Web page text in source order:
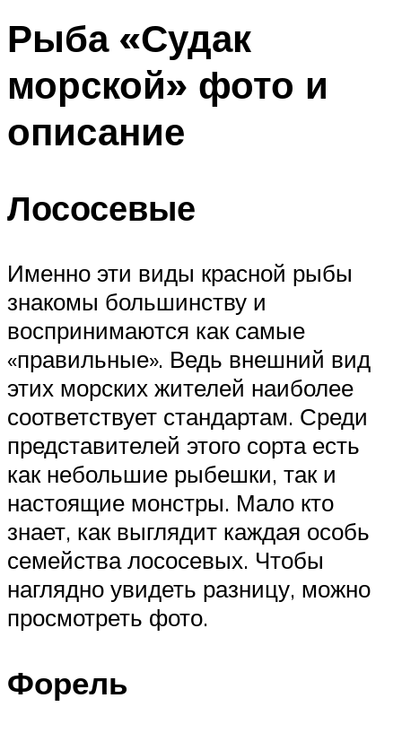
Рыба «Судак
морской» фото и
описание
Лососевые
Именно эти виды красной рыбы
знакомы большинству и
воспринимаются как самые
«правильные». Ведь внешний вид
этих морских жителей наиболее
соответствует стандартам. Среди
представителей этого сорта есть
как небольшие рыбешки, так и
настоящие монстры. Мало кто
знает, как выглядит каждая особь
семейства лососевых. Чтобы
наглядно увидеть разницу, можно
просмотреть фото.
Форель